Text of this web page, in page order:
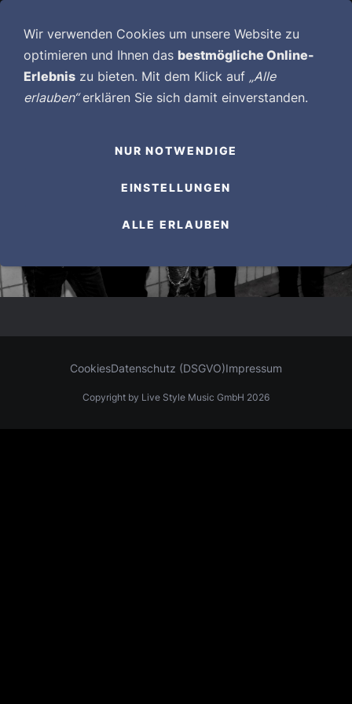
CookiesDatenschutz (DSGVO)Impressum
Copyright by Live Style Music GmbH 2026
Wir verwenden Cookies um unsere Website zu
optimieren und Ihnen das bestmögliche Online-
Erlebnis zu bieten. Mit dem Klick auf „Alle
erlauben“erklären Sie sich damit einverstanden.
NUR NOTWENDIGE
EINSTELLUNGEN
ALLE ERLAUBEN